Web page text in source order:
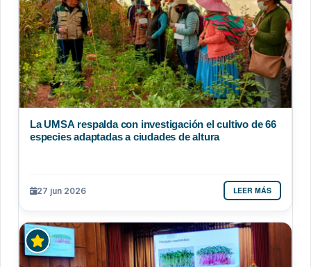
La UMSA respalda con investigación el cultivo de 66
especies adaptadas a ciudades de altura
27 jun 2026 LEER MÁS